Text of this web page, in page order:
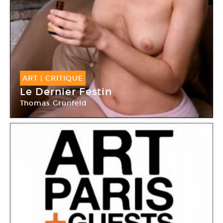
ART CRITIQUE
Le Dernier Festin
Thomas Grünfeld
Galerie Philippe Jousse